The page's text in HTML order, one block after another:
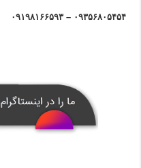
۰۹۳۵۶۸۰۵۴۵۴ – ۰۹۱۹۸۱۶۶۵۹۳